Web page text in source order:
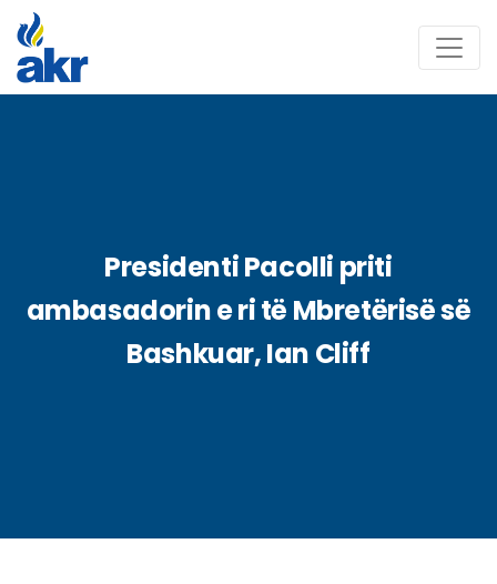
Presidenti Pacolli priti
ambasadorin e ri të Mbretërisë së
Bashkuar, Ian Cliff